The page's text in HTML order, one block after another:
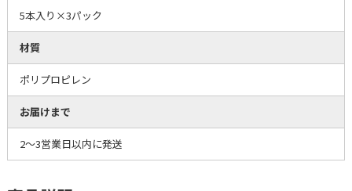
5本入り×3パック
材質
ポリプロピレン
お届けまで
2～3営業日以内に発送